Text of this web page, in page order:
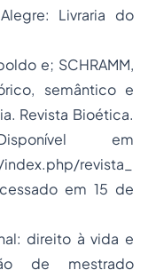
Livraria do
e; SCHRAMM,
semântico e
Revista Bioética.
em
revista_
em 15 de
direito à vida e
de mestrado